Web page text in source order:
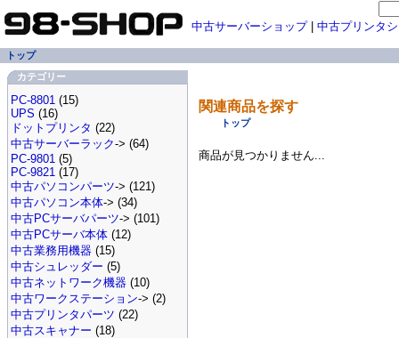
関連商品を探す
トップ
商品が見つかりません...
中古サーバーショップ| 中古プリンタ
トップ
カテゴリー
PC-8801 (15)
UPS (16)
ドットプリンタ (22)
中古サーバーラック-> (64)
PC-9801 (5)
PC-9821 (17)
中古パソコンパーツ-> (121)
中古パソコン本体-> (34)
中古PCサーバパーツ-> (101)
中古PCサーバ本体 (12)
中古業務用機器 (15)
中古シュレッダー (5)
中古ネットワーク機器 (10)
中古ワークステーション-> (2)
中古プリンタパーツ (22)
中古スキャナー (18)